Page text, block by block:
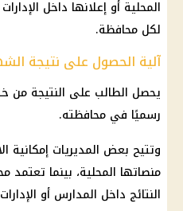
المحلية أو إعلانها داخل
لكل محافظة.
آلية الحصول على نتيجة
يحصل الطالب على النتيجة من
رسميًا في محافظته.
وتتيح بعض المديريات إمكانية
منصاتها المحلية، بينما
النتائج داخل المدارس أو